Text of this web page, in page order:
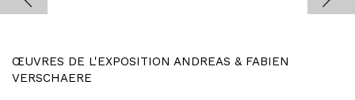
ŒUVRES DE L'EXPOSITION ANDREAS & FABIEN
VERSCHAERE